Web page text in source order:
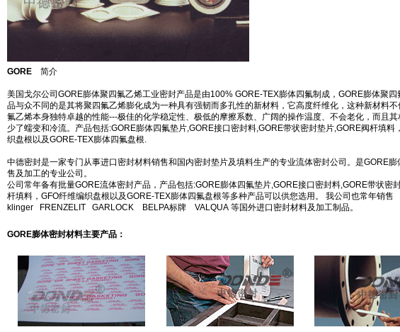
GORE简介
美国戈尔公司GORE膨体聚四氟乙烯工业密封产品是由100% GORE-TEX膨体四氟制成，GORE膨体聚四
品与众不同的是其将聚四氟乙烯膨化成为一种具有强韧而多孔性的新材料，它高度纤维化，这种新材料不
氟乙烯本身独特卓越的性能---极佳的化学稳定性、极低的摩擦系数、广阔的操作温度、不会老化，而且
少了蠕变和冷流。产品包括:GORE膨体四氟垫片,GORE接口密封料,GORE带状密封垫片,GORE阀杆填料
织盘根以及GORE-TEX膨体四氟盘根.
中德密封是一家专门从事进口密封材料销售和国内密封垫片及填料生产的专业流体密封公司。是GORE膨
售及加工的专业公司。
公司常年备有批量GORE流体密封产品，产品包括:GORE膨体四氟垫片,GORE接口密封料,GORE带状密
杆填料，GFO纤维编织盘根以及GORE-TEX膨体四氟盘根等多种产品可以供您选用。 我公司也常年销售
klinger FRENZELIT GARLOCK BELPA标牌 VALQUA 等国外进口密封材料及加工制品。
GORE膨体密封材料主要产品：